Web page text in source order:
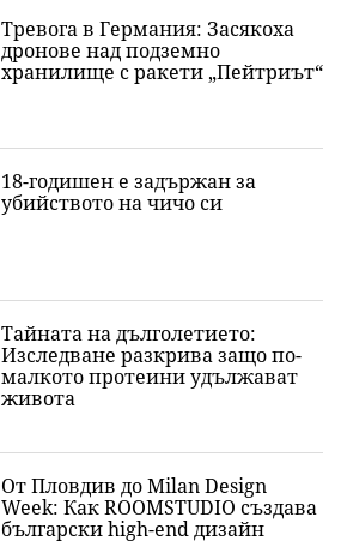
Тревога в Германия: Засякоха
дронове над подземно
хранилище с ракети „Пейтриът“
18-годишен е задържан за
убийството на чичо си
Тайната на дълголетието:
Изследване разкрива защо по-
малкото протеини удължават
живота
От Пловдив до Milan Design
Week: Как ROOMSTUDIO създава
български high-end дизайн